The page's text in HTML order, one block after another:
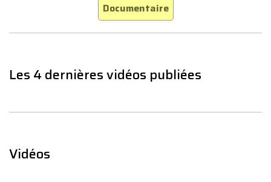
Documentaire
Les 4 dernières vidéos publiées
Vidéos